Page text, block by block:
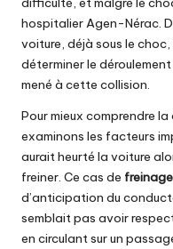
hospitalier Agen-Nérac.
voiture, déjà sous le
déterminer le
mené à cette collision.
Pour mieux comprendre
examinons les facteurs
aurait heurté la voiture
freiner. Ce cas de freinage
d’anticipation du
semblait pas avoir
en circulant sur un